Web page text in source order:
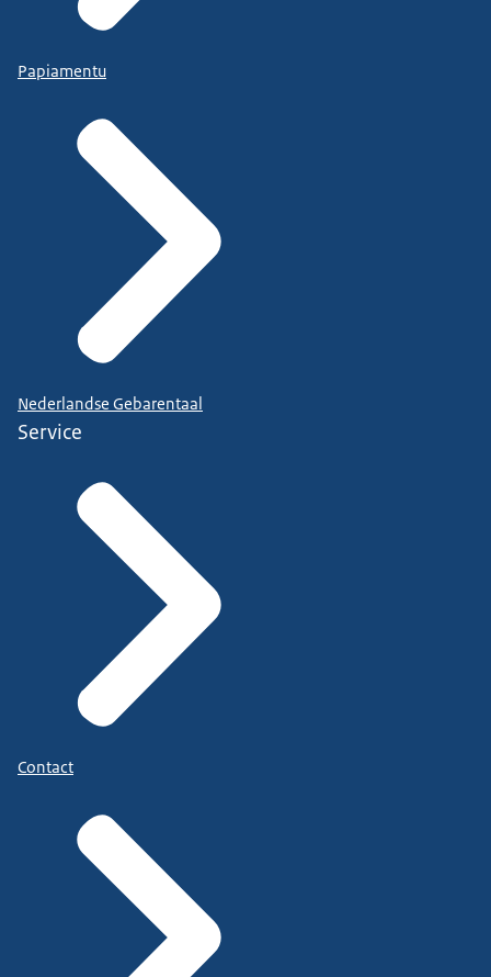
Papiamentu
Nederlandse Gebarentaal
Service
Contact